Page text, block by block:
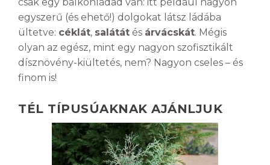
egyszerű (és ehető!) dolgokat látsz ládába
ültetve: céklát, salátát és árvácskát. Mégis
olyan az egész, mint egy nagyon szofisztikált
dísznövény-kiültetés, nem? Nagyon cseles – és
finom is!
TÉL TÍPUSÚAKNAK AJÁNLJUK